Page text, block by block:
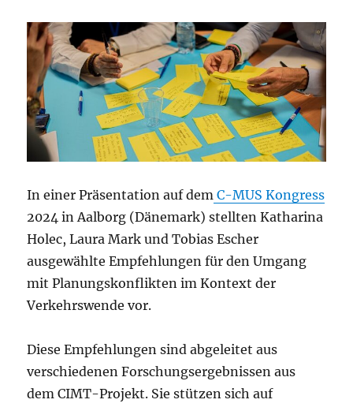
In einer Präsentation auf dem C-MUS Kongress
2024 in Aalborg (Dänemark) stellten Katharina
Holec, Laura Mark und Tobias Escher
ausgewählte Empfehlungen für den Umgang
mit Planungskonflikten im Kontext der
Verkehrswende vor.
Diese Empfehlungen sind abgeleitet aus
verschiedenen Forschungsergebnissen aus
dem CIMT-Projekt. Sie stützen sich auf